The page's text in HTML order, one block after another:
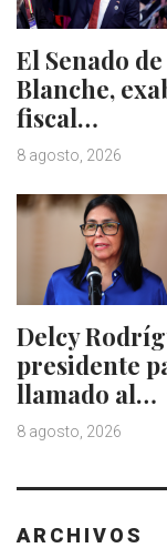
El Senado
Blanche,
fiscal…
8 agosto, 2026
Delcy
presidente
llamado al…
8 agosto, 2026
ARCHIVOS